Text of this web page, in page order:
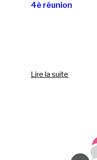
4è réunion
Lire la suite